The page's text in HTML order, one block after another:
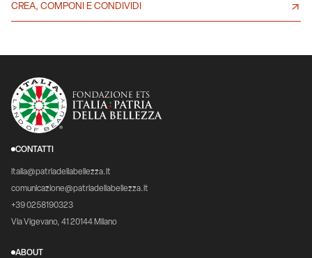
CREA, COMPONI E CONDIVIDI
CONTATTI
italia@patriadellabellezza.it
comunicazione@patriadellabellezza.it
+39 0258190323
Via Vigevano, 41 20144 Milano
ABOUT